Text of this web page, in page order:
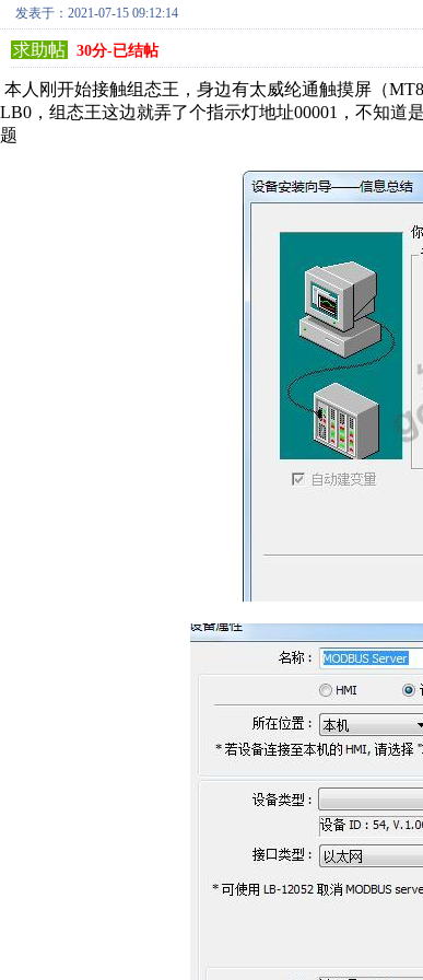
发表于：2021-07-15 09:12:14
求助帖
30分-已结帖
本人刚开始接触组态王，身边有太威纶通触摸屏（
LB0，组态王这边就弄了个指示灯地址00001，不知道
题